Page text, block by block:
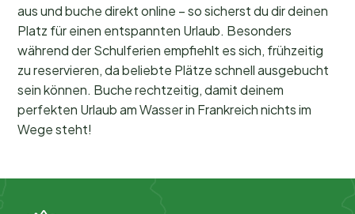
aus und buche direkt online – so sicherst du dir deinen
Platz für einen entspannten Urlaub. Besonders
während der Schulferien empfiehlt es sich, frühzeitig
zu reservieren, da beliebte Plätze schnell ausgebucht
sein können. Buche rechtzeitig, damit deinem
perfekten Urlaub am Wasser in Frankreich nichts im
Wege steht!